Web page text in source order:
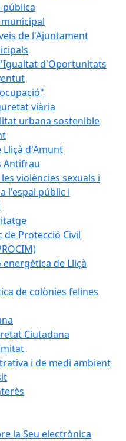
de l'Ajuntament
d'Oportunitats
viària
urbana sostenible
Lliçà d'Amunt
Antifrau
violències sexuals i
l'espai públic i
Protecció Civil
de Lliçà
de colònies felines
Ciutadana
i de medi ambient
la Seu electrònica